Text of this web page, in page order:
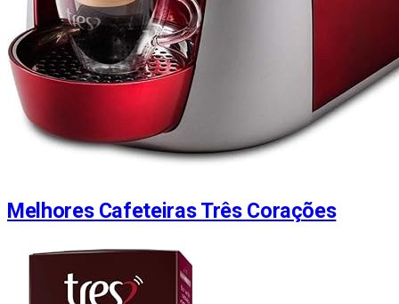
Melhores Cafeteiras Três Corações